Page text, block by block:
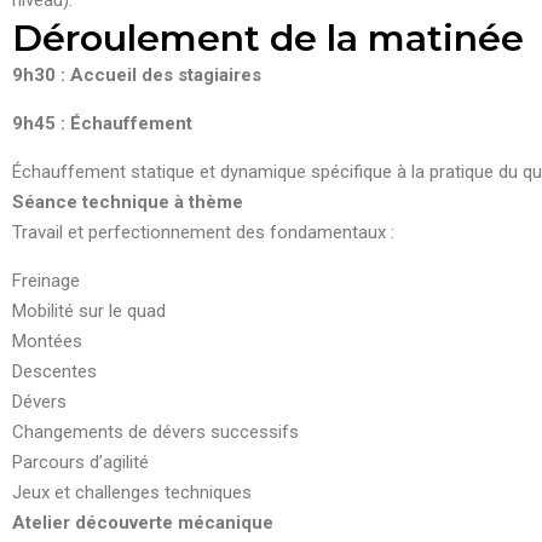
Déroulement de la matinée
9h30 : Accueil des stagiaires
9h45 : Échauffement
Échauffement statique et dynamique spécifique à la pratique du
Séance technique à thème
Travail et perfectionnement des fondamentaux :
Freinage
Mobilité sur le quad
Montées
Descentes
Dévers
Changements de dévers successifs
Parcours d’agilité
Jeux et challenges techniques
Atelier découverte mécanique